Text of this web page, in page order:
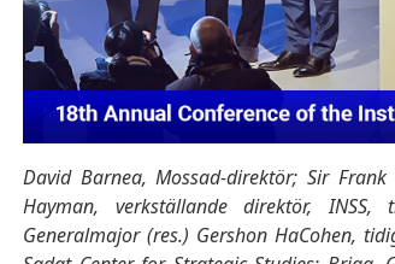
David Barnea, Mossad-direktör; Sir
Hayman, verkställande direktör,
Generalmajor (res.) Gershon HaCohen,